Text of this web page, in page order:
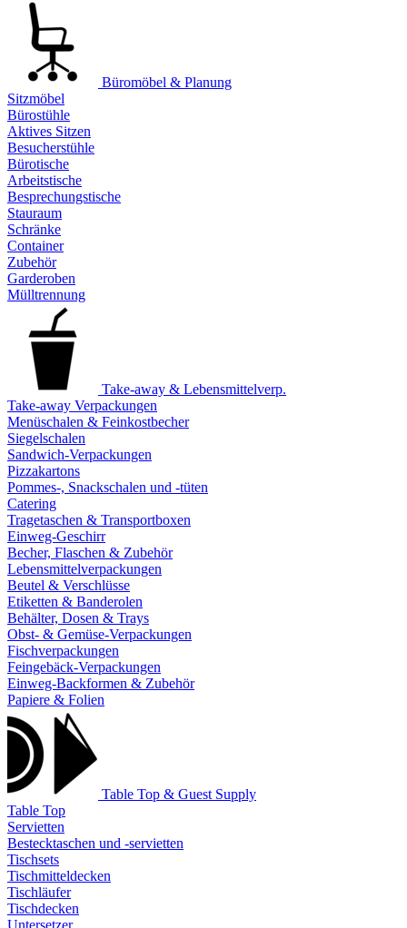
Büromöbel & Planung
Sitzmöbel
Bürostühle
Aktives Sitzen
Besucherstühle
Bürotische
Arbeitstische
Besprechungstische
Stauraum
Schränke
Container
Zubehör
Garderoben
Mülltrennung
Take-away & Lebensmittelverp.
Take-away Verpackungen
Menüschalen & Feinkostbecher
Siegelschalen
Sandwich-Verpackungen
Pizzakartons
Pommes-, Snackschalen und -tüten
Catering
Tragetaschen & Transportboxen
Einweg-Geschirr
Becher, Flaschen & Zubehör
Lebensmittelverpackungen
Beutel & Verschlüsse
Etiketten & Banderolen
Behälter, Dosen & Trays
Obst- & Gemüse-Verpackungen
Fischverpackungen
Feingebäck-Verpackungen
Einweg-Backformen & Zubehör
Papiere & Folien
Table Top & Guest Supply
Table Top
Servietten
Bestecktaschen und -servietten
Tischsets
Tischmitteldecken
Tischläufer
Tischdecken